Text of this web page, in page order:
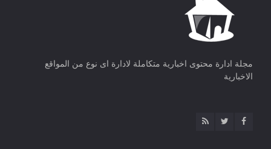
مجلة ادارة محتوى اخبارية متكاملة لادارة اى نوع من المواقع
الاخبارية